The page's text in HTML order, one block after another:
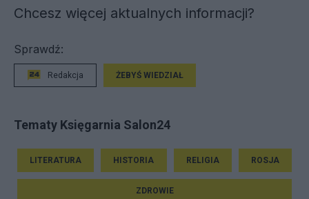
Chcesz więcej aktualnych informacji?
Sprawdź:
Redakcja ŻEBYŚ WIEDZIAŁ
Tematy Księgarnia Salon24
LITERATURA HISTORIA RELIGIA ROSJA
ZDROWIE